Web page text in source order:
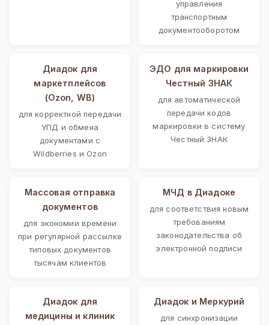
управления
транспортным
документооборотом
Диадок для
маркетплейсов
(Ozon, WB)
для корректной передачи
УПД и обмена
документами с
Wildberries и Ozon
ЭДО для маркировки
Честный ЗНАК
для автоматической
передачи кодов
маркировки в систему
Честный ЗНАК
Массовая отправка
документов
для экономии времени
при регулярной рассылке
типовых документов
тысячам клиентов
МЧД в Диадоке
для соответствия новым
требованиям
законодательства об
электронной подписи
Диадок для
медицины и клиник
Диадок и Меркурий
для синхронизации